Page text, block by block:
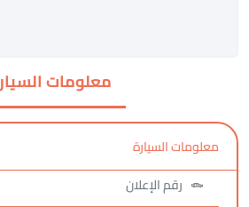
معلومات السيارة
معلومات السيارة
رقم الإعلان